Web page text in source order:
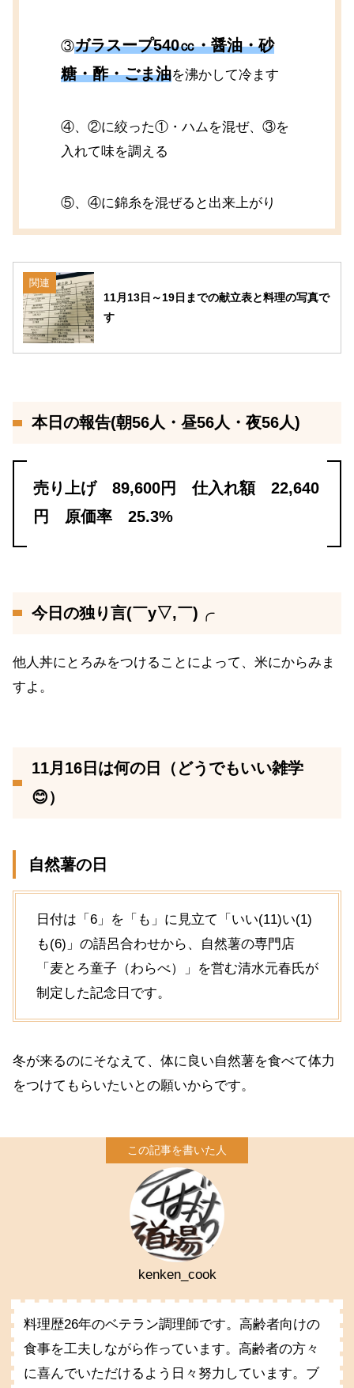
③ガラスープ540㏄・醤油・砂
糖・酢・ごま油を沸かして冷ます
④、②に絞った①・ハムを混ぜ、③を
入れて味を調える
⑤、④に錦糸を混ぜると出来上がり
関連
11月13日～19日までの献立表と料理の写真で
す
本日の報告(朝56人・昼56人・夜56人)
売り上げ 89,600円 仕入れ額 22,640
円 原価率 25.3%
今日の独り言(￣y▽,￣)╭
他人丼にとろみをつけることによって、米にからみま
すよ。
11月16日は何の日（どうでもいい雑学
😊）
自然薯の日
日付は「6」を「も」に見立て「いい(11)い(1)
も(6)」の語呂合わせから、自然薯の専門店
「麦とろ童子（わらべ）」を営む清水元春氏が
制定した記念日です。
冬が来るのにそなえて、体に良い自然薯を食べて体力
をつけてもらいたいとの願いからです。
kenken_cook
料理歴26年のベテラン調理師です。高齢者向けの
食事を工夫しながら作っています。高齢者の方々
に喜んでいただけるよう日々努力しています。ブ